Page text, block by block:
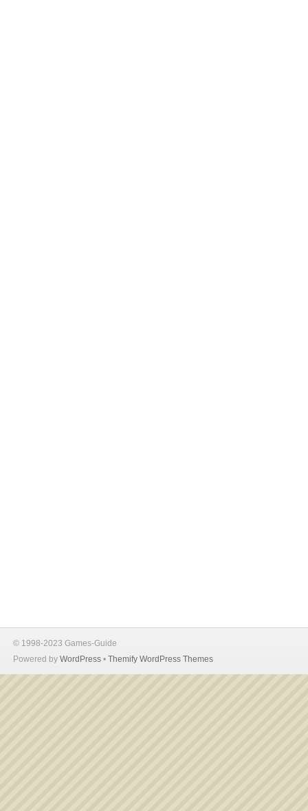
© 1998-2023 Games-Guide
Powered by WordPress • Themify WordPress Themes